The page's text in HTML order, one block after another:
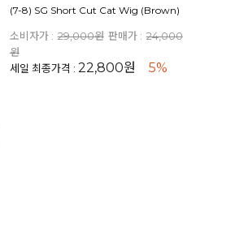
(7-8) SG Short Cut Cat Wig (Brown)
소비자가 : 29,000원 판매가 : 24,000
원
세일 최종가격 : 22,800원 5%